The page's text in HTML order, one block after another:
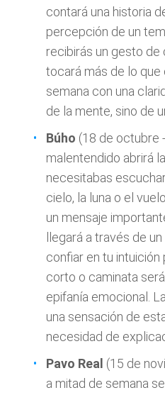
contará una historia
percepción de un
recibirás un gesto de
tocará más de lo que
semana con una
de la mente, sino de
Búho (18 de octubre
malentendido abrirá
necesitabas
cielo, la luna o el
un mensaje
llegará a través de
confiar en tu intuición
corto o caminata
epifanía emocional.
una sensación de
necesidad de
Pavo Real (15 de
a mitad de semana